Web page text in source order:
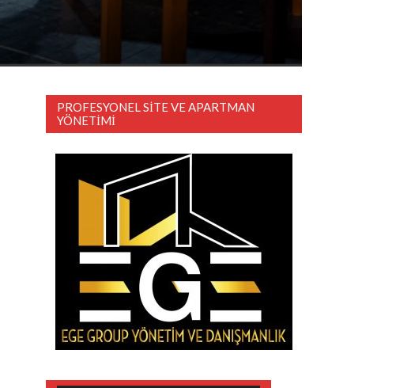
PROFESYONEL SITE VE APARTMAN
YÖNETIMI